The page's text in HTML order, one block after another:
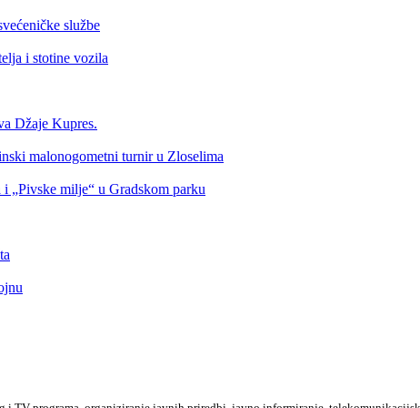
službe
i stotine vozila
Džaje Kupres.
malonogometni turnir u Zloselima
„Pivske milje“ u Gradskom parku